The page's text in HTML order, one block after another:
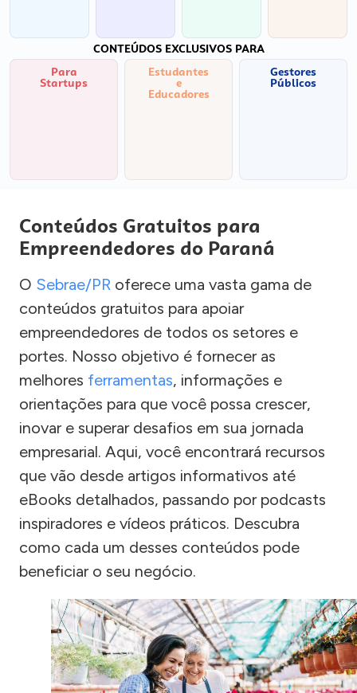
CONTEÚDOS EXCLUSIVOS PARA
Para
Startups
Estudantes
e
Educadores
Gestores
Públicos
Conteúdos Gratuitos para
Empreendedores do Paraná
O Sebrae/PR oferece uma vasta gama de
conteúdos gratuitos para apoiar
empreendedores de todos os setores e
portes. Nosso objetivo é fornecer as
melhores ferramentas, informações e
orientações para que você possa crescer,
inovar e superar desafios em sua jornada
empresarial. Aqui, você encontrará recursos
que vão desde artigos informativos até
eBooks detalhados, passando por podcasts
inspiradores e vídeos práticos. Descubra
como cada um desses conteúdos pode
beneficiar o seu negócio.